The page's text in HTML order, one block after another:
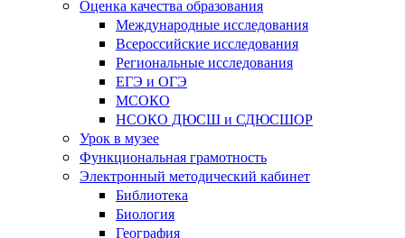
Оценка качества образования
Международные исследования
Всероссийские исследования
Региональные исследования
ЕГЭ и ОГЭ
МСОКО
НСОКО ДЮСШ и СДЮСШОР
Урок в музее
Функциональная грамотность
Электронный методический кабинет
Библиотека
Биология
География